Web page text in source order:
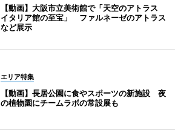
【動画】大阪市立美術館で「天空のアトラス
イタリア館の至宝」 ファルネーゼのアトラス
など展示
エリア特集
【動画】長居公園に食やスポーツの新施設 夜
の植物園にチームラボの常設展も